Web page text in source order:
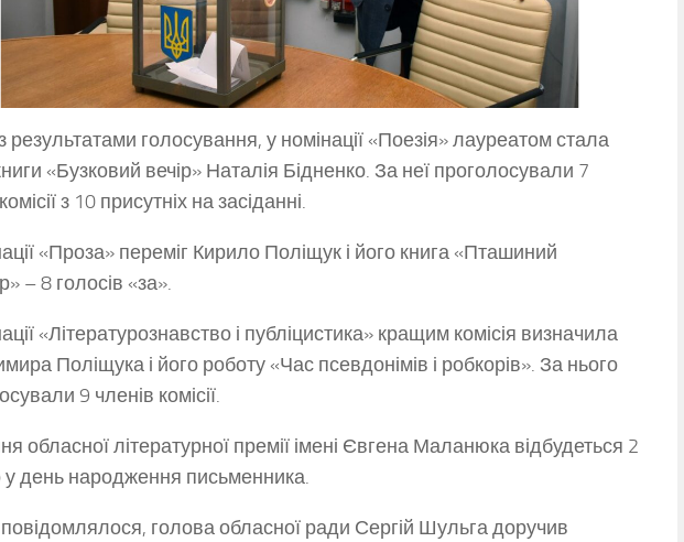
результатами голосування, у номінації «Поезія» лауреатом стала
«Бузковий вечір» Наталія Бідненко. За неї проголосували 7
з 10 присутніх на засіданні.
«Проза» переміг Кирило Поліщук і його книга «Пташиний
– 8 голосів «за».
«Літературознавство і публіцистика» кращим комісія визначила
Поліщука і його роботу «Час псевдонімів і робкорів». За нього
9 членів комісії.
обласної літературної премії імені Євгена Маланюка відбудеться 2
день народження письменника.
голова обласної ради Сергій Шульга доручив